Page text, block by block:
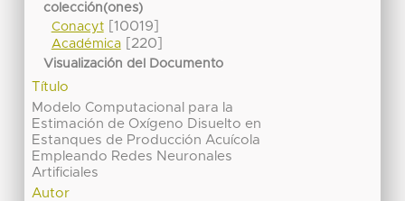
colección(ones)
Conacyt[10019]
Académica[220]
Visualización del Documento
Título
Modelo Computacional para la
Estimación de Oxígeno Disuelto en
Estanques de Producción Acuícola
Empleando Redes Neuronales
Artificiales
Autor